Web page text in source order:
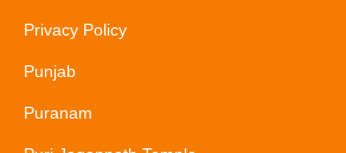
Privacy Policy
Punjab
Puranam